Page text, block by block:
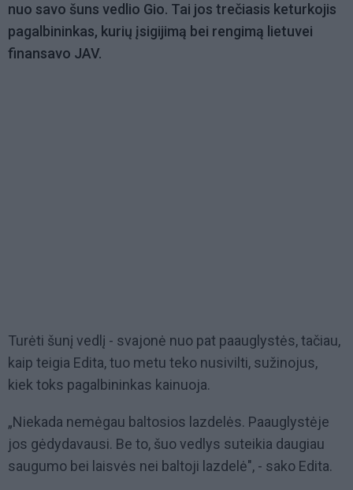
nuo savo šuns vedlio Gio. Tai jos trečiasis keturkojis
pagalbininkas, kurių įsigijimą bei rengimą lietuvei
finansavo JAV.
Turėti šunį vedlį - svajonė nuo pat paauglystės, tačiau,
kaip teigia Edita, tuo metu teko nusivilti, sužinojus,
kiek toks pagalbininkas kainuoja.
„Niekada nemėgau baltosios lazdelės. Paauglystėje
jos gėdydavausi. Be to, šuo vedlys suteikia daugiau
saugumo bei laisvės nei baltoji lazdelė", - sako Edita.